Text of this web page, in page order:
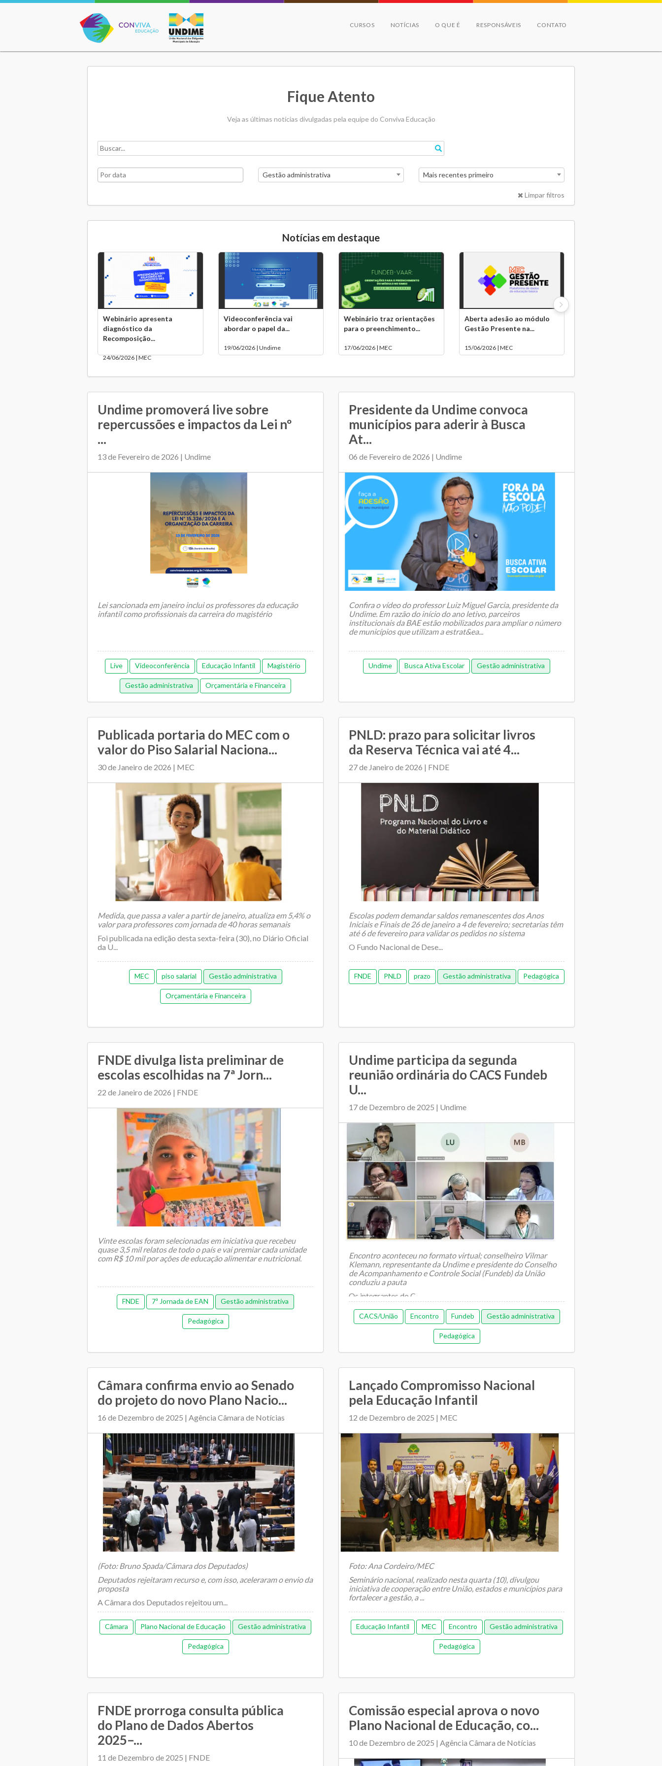
Conviva Educação
CURSOS NOTÍCIAS O QUE É RESPONSÁVEIS CONTATO
Fique Atento
Veja as últimas notícias divulgadas pela equipe do Conviva Educação
Gestão administrativa Mais recentes primeiro
Limpar filtros
Notícias em destaque
Webinário apresenta
diagnóstico da
Recomposição...
24/06/2026 | MEC
Videoconferência vai
abordar o papel da...
19/06/2026 | Undime
Webinário traz orientações
para o preenchimento...
17/06/2026 | MEC
Aberta adesão ao módulo
Gestão Presente na...
15/06/2026 | MEC
Undime promoverá live sobre
repercussões e impactos da Lei nº
...
13 de Fevereiro de 2026 | Undime
Lei sancionada em janeiro inclui os professores da educação
infantil como profissionais da carreira do magistério
Na quinta-feira,19 de fevereiro, &ag...
Live Videoconferência Educação Infantil Magistério
Gestão administrativa Orçamentária e Financeira
Presidente da Undime convoca
municípios para aderir à Busca
At...
06 de Fevereiro de 2026 | Undime
Confira o vídeo do professor Luiz Miguel Garcia, presidente da
Undime. Em razão do início do ano letivo, parceiros
institucionais da BAE estão mobilizados para ampliar o número
de municípios que utilizam a estrat&ea...
Undime Busca Ativa Escolar Gestão administrativa
Publicada portaria do MEC com o
valor do Piso Salarial Naciona...
30 de Janeiro de 2026 | MEC
Medida, que passa a valer a partir de janeiro, atualiza em 5,4% o
valor para professores com jornada de 40 horas semanais
Foi publicada na edição desta sexta-feira (30), no Diário Oficial
da U...
MEC piso salarial Gestão administrativa
Orçamentária e Financeira
PNLD: prazo para solicitar livros
da Reserva Técnica vai até 4...
27 de Janeiro de 2026 | FNDE
Escolas podem demandar saldos remanescentes dos Anos
Iniciais e Finais de 26 de janeiro a 4 de fevereiro; secretarias têm
até 6 de fevereiro para validar os pedidos no sistema
O Fundo Nacional de Dese...
FNDE PNLD prazo Gestão administrativa Pedagógica
FNDE divulga lista preliminar de
escolas escolhidas na 7ª Jorn...
22 de Janeiro de 2026 | FNDE
Vinte escolas foram selecionadas em iniciativa que recebeu
quase 3,5 mil relatos de todo o país e vai premiar cada unidade
com R$ 10 mil por ações de educação alimentar e nutricional.
FNDE 7ª Jornada de EAN Gestão administrativa
Pedagógica
Undime participa da segunda
reunião ordinária do CACS Fundeb
U...
17 de Dezembro de 2025 | Undime
Encontro aconteceu no formato virtual; conselheiro Vilmar
Klemann, representante da Undime e presidente do Conselho
de Acompanhamento e Controle Social (Fundeb) da União
conduziu a pauta
Os integrantes do C...
CACS/União Encontro Fundeb Gestão administrativa
Pedagógica
Câmara confirma envio ao Senado
do projeto do novo Plano Nacio...
16 de Dezembro de 2025 | Agência Câmara de Notícias
(Foto: Bruno Spada/Câmara dos Deputados)
Deputados rejeitaram recurso e, com isso, aceleraram o envio da
proposta
A Câmara dos Deputados rejeitou um...
Câmara Plano Nacional de Educação Gestão administrativa
Pedagógica
Lançado Compromisso Nacional
pela Educação Infantil
12 de Dezembro de 2025 | MEC
Foto: Ana Cordeiro/MEC
Seminário nacional, realizado nesta quarta (10), divulgou
iniciativa de cooperação entre União, estados e municípios para
fortalecer a gestão, a ...
Educação Infantil MEC Encontro Gestão administrativa
Pedagógica
FNDE prorroga consulta pública
do Plano de Dados Abertos
2025–...
11 de Dezembro de 2025 | FNDE
Comissão especial aprova o novo
Plano Nacional de Educação, co...
10 de Dezembro de 2025 | Agência Câmara de Notícias